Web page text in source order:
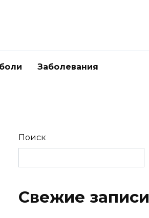
Заболевания
Поиск
Свежие записи